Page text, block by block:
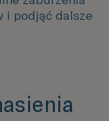
i podjąć dalsze